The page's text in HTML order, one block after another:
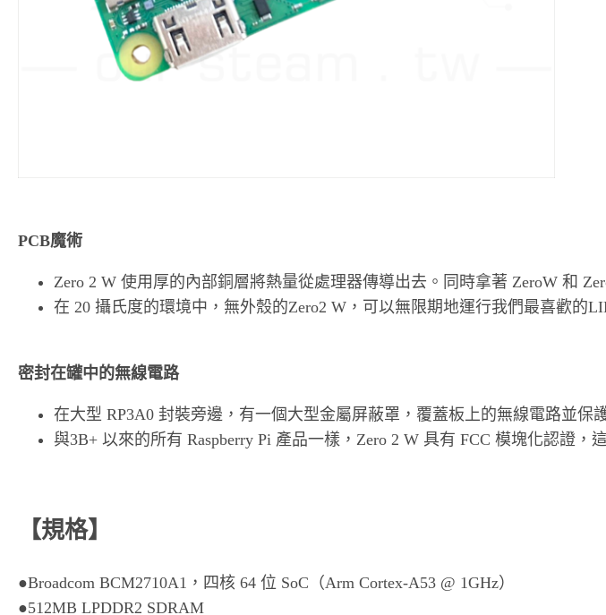
PCB魔術
Zero 2 W 使用厚的內部銅層將熱量從處理器傳導出去。同時拿著 ZeroW 和
在 20 攝氏度的環境中，無外殼的Zero2 W， 可以無限期地運行我們最喜歡的
密封在罐中的無線電路
在大型 RP3A0 封裝旁邊，有一個大型金屬屏蔽罩， 覆蓋板上的無線電路並保
與3B+ 以來的所有 Raspberry Pi 產品一樣，Zero 2 W 具有 FCC 模塊化認證，
【規格】
●Broadcom BCM2710A1，四核 64 位 SoC（Arm Cortex-A53 @ 1GHz）
●512MB LPDDR2 SDRAM